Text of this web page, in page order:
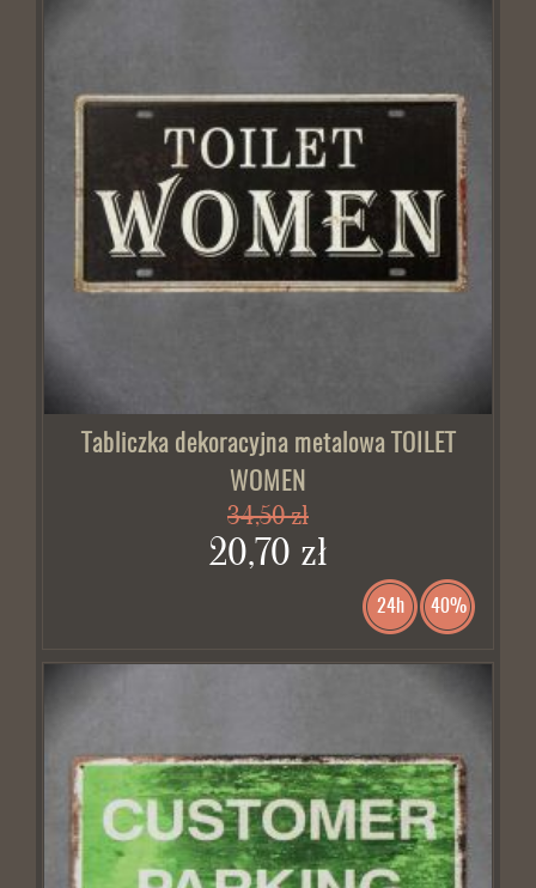
Tabliczka dekoracyjna metalowa TOILET
WOMEN
34,50 zł
20,70 zł
24h 40%